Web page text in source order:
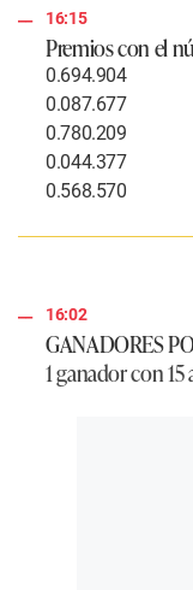
16:15
Premios con el
0.694.904
0.087.677
0.780.209
0.044.377
0.568.570
16:02
GANADORES
1 ganador con15